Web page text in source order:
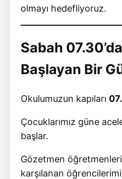
olmayı hedefliyoruz.
Sabah
Başlayan Bir
Okulumuzun kapıları
Çocuklarımız güne
başlar.
Gözetmen
karşılanan